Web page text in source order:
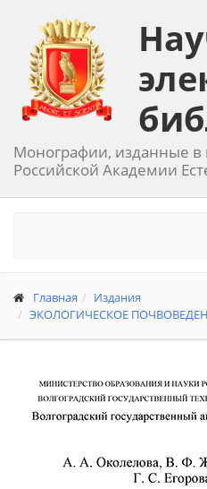
Монографии, изданные в
Российской Академии
Главная
Издания
ЭКОЛОГИЧЕСКОЕ